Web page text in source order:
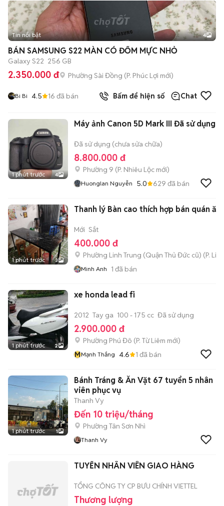
Tin nổi bật 4
BÁN SAMSUNG S22 MÀN CÓ ĐỐM MỰC NHỎ
Galaxy S22 256 GB
2.350.000 đ Phường Sài Đồng (P. Phúc Lợi mới)
Bi Bi 4.5 16 đã bán Bấm để hiện số Chat
1 phút trước 4
Máy ảnh Canon 5D Mark III Đã sử dụng
Đã sử dụng (chưa sửa chữa)
8.800.000 đ
Phường 9 (P. Nhiêu Lộc mới)
Huonglan Nguyễn 5.0 629 đã bán
1 phút trước 3
Thanh lý Bàn cao thích hợp bán quán ăn
Mới Sắt
400.000 đ
Phường Linh Trung (Quận Thủ Đức cũ) (P.
Minh Anh 1 đã bán
1 phút trước 2
xe honda lead fi
2012 Tay ga 100 - 175 cc Đã sử dụng
2.900.000 đ
Phường Phú Đô (P. Từ Liêm mới)
MMạnh Thắng 4.6 1 đã bán
1 phút trước 1
Bánh Tráng & Ăn Vặt 67 tuyển 5 nhân
viên phục vụ
Thanh Vy
Đến 10 triệu/tháng
Phường Tân Sơn Nhì
Thanh Vy
TUYỂN NHÂN VIÊN GIAO HÀNG
TỔNG CÔNG TY CP BƯU CHÍNH VIETTEL
Thương lượng